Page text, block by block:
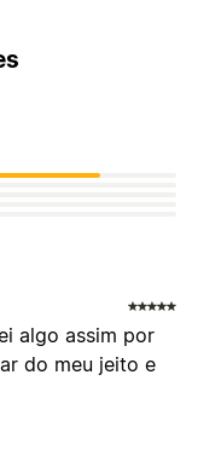
algo assim por
do meu jeito e